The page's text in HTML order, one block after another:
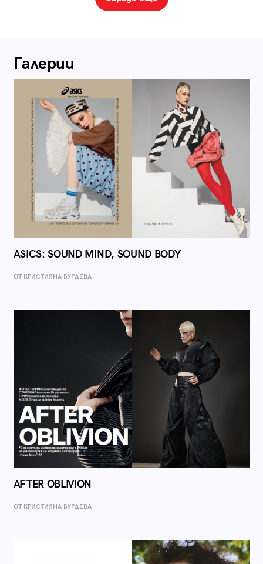
Галерии
ASICS: SOUND MIND, SOUND BODY
ОТ КРИСТИЯНА БУРДЕВА
AFTER OBLIVION
ОТ КРИСТИЯНА БУРДЕВА